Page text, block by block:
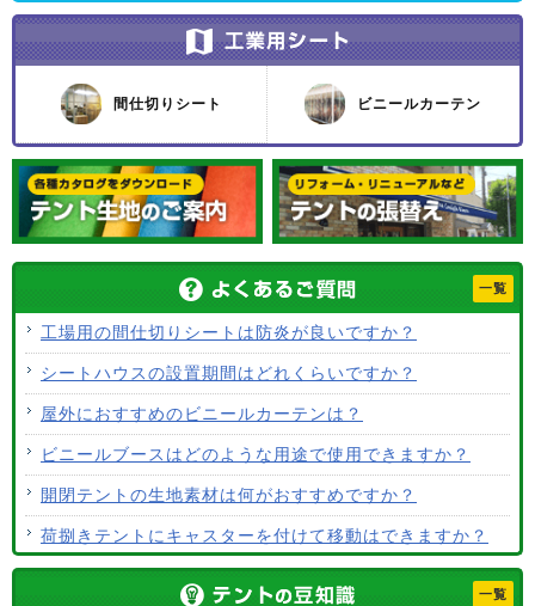
間仕切りシート ビニールカーテン
一覧
工場用の間仕切りシートは防炎が良いですか？
シートハウスの設置期間はどれくらいですか？
屋外におすすめのビニールカーテンは？
ビニールブースはどのような用途で使用できますか？
開閉テントの生地素材は何がおすすめですか？
荷捌きテントにキャスターを付けて移動はできますか？
一覧